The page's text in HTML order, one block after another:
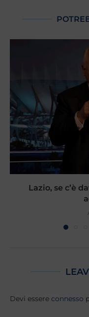
Lazio, se c’è
Devi essere connesso